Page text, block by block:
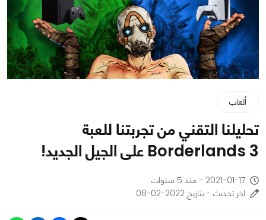
ألعاب
تحليلنا التقني من تجربتنا للعبة
Borderlands 3 على الجيل الجديد!
2021-01-17 - منذ 5 سنوات
اخر تحديث - بتاريخ 2022-02-08